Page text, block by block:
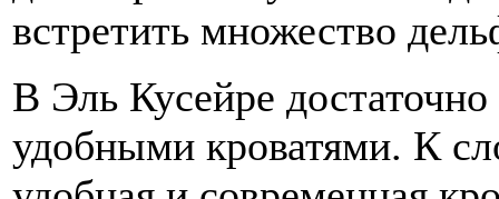
встретить множество
В Эль Кусейре
удобными кроватями. К